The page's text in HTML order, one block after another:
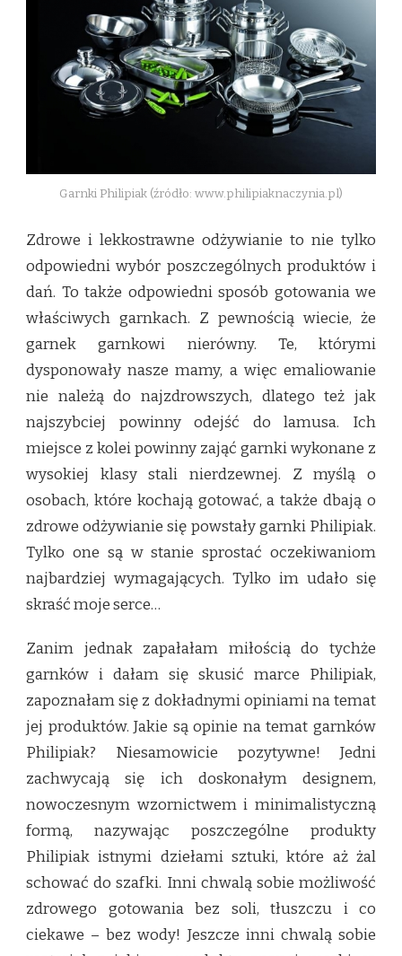
Garnki Philipiak (źródło: www.philipiaknaczynia.pl)
Zdrowe i lekkostrawne odżywianie to nie tylko
odpowiedni wybór poszczególnych produktów i
dań. To także odpowiedni sposób gotowania we
właściwych garnkach. Z pewnością wiecie, że
garnek garnkowi nierówny. Te, którymi
dysponowały nasze mamy, a więc emaliowanie
nie należą do najzdrowszych, dlatego też jak
najszybciej powinny odejść do lamusa. Ich
miejsce z kolei powinny zająć garnki wykonane z
wysokiej klasy stali nierdzewnej. Z myślą o
osobach, które kochają gotować, a także dbają o
zdrowe odżywianie się powstały garnki Philipiak.
Tylko one są w stanie sprostać oczekiwaniom
najbardziej wymagających. Tylko im udało się
skraść moje serce…
Zanim jednak zapałałam miłością do tychże
garnków i dałam się skusić marce Philipiak,
zapoznałam się z dokładnymi opiniami na temat
jej produktów. Jakie są opinie na temat garnków
Philipiak? Niesamowicie pozytywne! Jedni
zachwycają się ich doskonałym designem,
nowoczesnym wzornictwem i minimalistyczną
formą, nazywając poszczególne produkty
Philipiak istnymi dziełami sztuki, które aż żal
schować do szafki. Inni chwalą sobie możliwość
zdrowego gotowania bez soli, tłuszczu i co
ciekawe – bez wody! Jeszcze inni chwalą sobie